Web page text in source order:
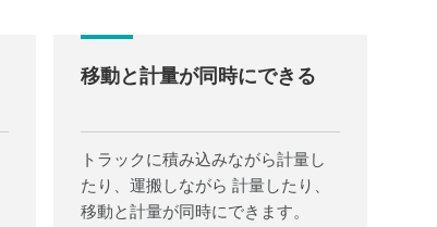
移動と計量が同時にできる
トラックに積み込みながら計量し
たり、運搬しながら 計量したり、
移動と計量が同時にできます。